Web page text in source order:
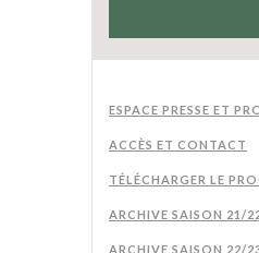
ESPACE PRESSE ET
ACCÈS ET CONTACT
TÉLÉCHARGER LE
ARCHIVE SAISON 21/
ARCHIVE SAISON 22/